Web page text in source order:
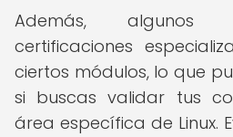
Además, algunos
certificaciones
ciertos módulos, lo que
si buscas validar tus
área específica de Linux.